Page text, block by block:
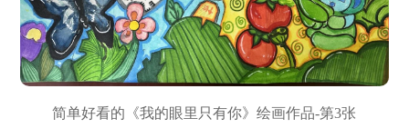
简单好看的《我的眼里只有你》绘画作品-第3张